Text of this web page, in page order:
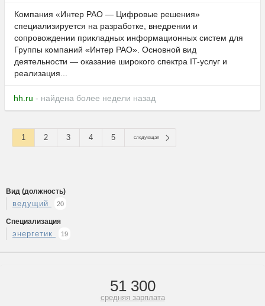
Компания «Интер РАО — Цифровые решения»
специализируется на разработке, внедрении и
сопровождении прикладных информационных систем для
Группы компаний «Интер РАО». Основной вид
деятельности — оказание широкого спектра IT-услуг и
реализация...
hh.ru - найдена более недели назад
1 2 3 4 5 следующая
Вид (должность)
ведущий 20
Специализация
энергетик 19
51 300
средняя зарплата